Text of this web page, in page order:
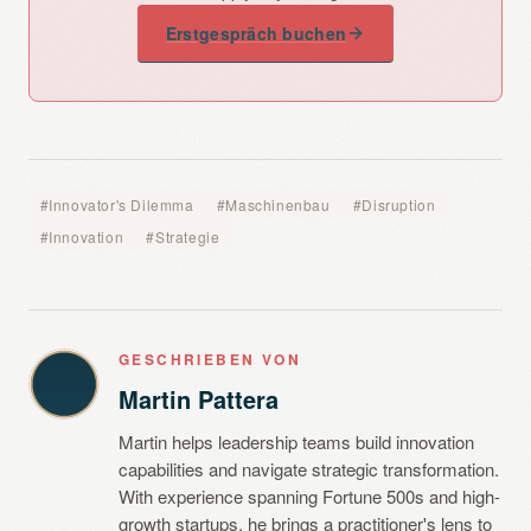
Erstgespräch buchen
#Innovator's Dilemma #Maschinenbau
#Disruption
#Innovation
#Strategie
GESCHRIEBEN VON
Martin Pattera
Martin helps leadership teams build innovation
capabilities and navigate strategic transformation.
With experience spanning Fortune 500s and high-
growth startups, he brings a practitioner's lens to